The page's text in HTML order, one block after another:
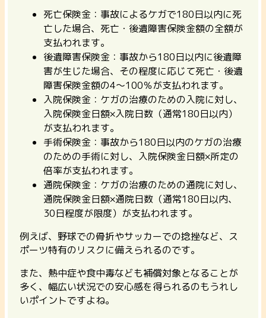
死亡保険金：事故によるケガで180日以内に死
亡した場合、死亡・後遺障害保険金額の全額が
支払われます。
後遺障害保険金：事故から180日以内に後遺障
害が生じた場合、その程度に応じて死亡・後遺
障害保険金額の4～100％が支払われます。
入院保険金：ケガの治療のための入院に対し、
入院保険金日額×入院日数（通常180日以内）
が支払われます。
手術保険金：事故から180日以内のケガの治療
のための手術に対し、入院保険金日額×所定の
倍率が支払われます。
通院保険金：ケガの治療のための通院に対し、
通院保険金日額×通院日数（通常180日以内、
30日程度が限度）が支払われます。
例えば、野球での骨折やサッカーでの捻挫など、ス
ポーツ特有のリスクに備えられるのです。
また、熱中症や食中毒なども補償対象となることが
多く、幅広い状況での安心感を得られるのもうれし
いポイントですよね。